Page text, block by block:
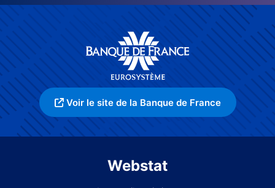
Voir le site de la Banque de France
Webstat